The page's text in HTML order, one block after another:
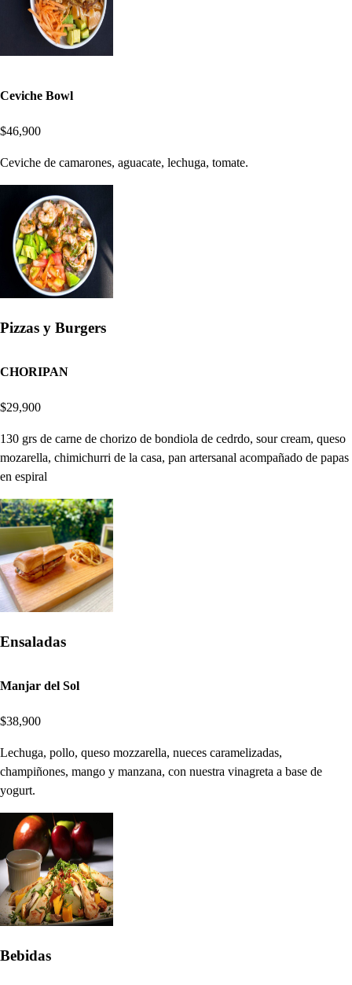
Ceviche Bowl
$46,900
Ceviche de camarones, aguacate, lechuga, tomate.
Pizzas y Burgers
CHORIPAN
$29,900
130 grs de carne de chorizo de bondiola de cedrdo, sour cream, queso
mozarella, chimichurri de la casa, pan artersanal acompañado de papas
en espiral
Ensaladas
Manjar del Sol
$38,900
Lechuga, pollo, queso mozzarella, nueces caramelizadas,
champiñones, mango y manzana, con nuestra vinagreta a base de
yogurt.
Bebidas